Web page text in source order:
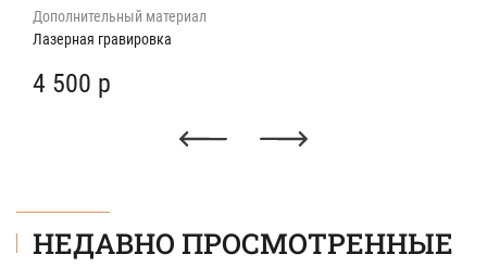
Дополнительный материал
Лазерная гравировка
4 500 р
НЕДАВНО ПРОСМОТРЕННЫЕ